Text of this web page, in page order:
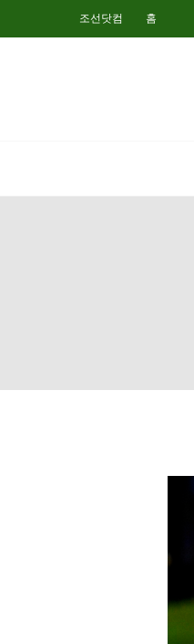
조선닷컴 홈